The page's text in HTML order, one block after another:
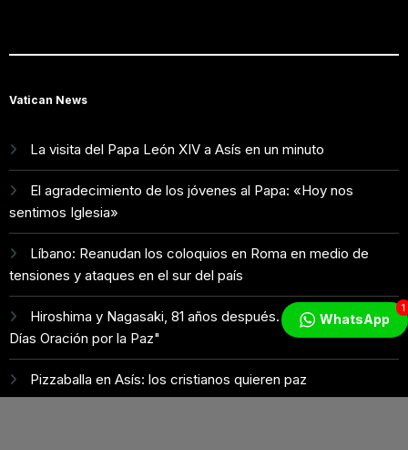
Vatican News
La visita del Papa León XIV a Asís en un minuto
El agradecimiento de los jóvenes al Papa: «Hoy nos
sentimos Iglesia»
Líbano: Reanudan los coloquios en Roma en medio de
tensiones y ataques en el sur del país
Hiroshima y Nagasaki, 81 años después. Comienzan "Diez
Días Oración por la Paz"
Pizzaballa en Asís: los cristianos quieren paz
WhatsApp
1